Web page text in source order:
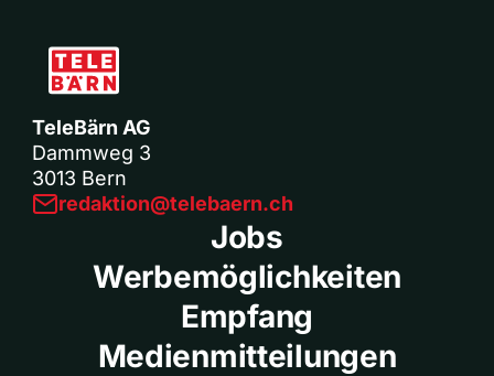
TeleBärn AG
Dammweg 3
3013 Bern
redaktion@telebaern.ch
Jobs
Werbemöglichkeiten
Empfang
Medienmitteilungen